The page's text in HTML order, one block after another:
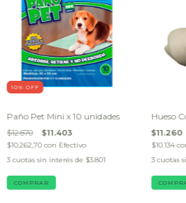
10% OFF
Paño Pet Mini x 10 unidades
$12.670 $11.403
$10.262,70con Efectivo
3 cuotas sin interés de $3.801
Hueso
$11.260
$10.134
3 cuotas